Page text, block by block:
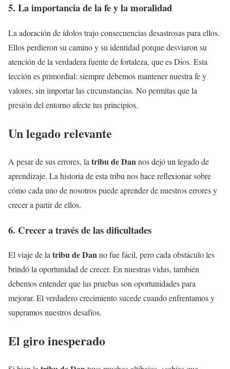
5. La importancia de la fe y la moralidad
La adoración de ídolos trajo consecuencias desastrosas para ellos.
Ellos perdieron su camino y su identidad porque desviaron su
atención de la verdadera fuente de fortaleza, que es Dios. Esta
lección es primordial: siempre debemos mantener nuestra fe y
valores, sin importar las circunstancias. No permitas que la
presión del entorno afecte tus principios.
Un legado relevante
A pesar de sus errores, la tribu de Dannos dejó un legado de
aprendizaje. La historia de esta tribu nos hace reflexionar sobre
cómo cada uno de nosotros puede aprender de nuestros errores y
crecer a partir de ellos.
6. Crecer a través de las dificultades
El viaje de latribu de Danno fue fácil, pero cada obstáculo les
brindó la oportunidad de crecer. En nuestras vidas, también
debemos entender que las pruebas son oportunidades para
mejorar. El verdadero crecimiento sucede cuando enfrentamos y
superamos nuestros desafíos.
El giro inesperado